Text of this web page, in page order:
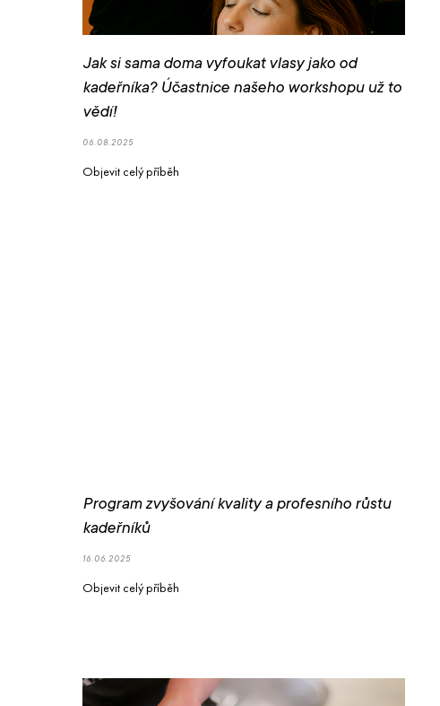
Jak si sama doma vyfoukat vlasy jako od
kadeřníka? Účastnice našeho workshopu už to
vědí!
06.08.2025
Objevit celý příběh
Program zvyšování kvality a profesního růstu
kadeřníků
16.06.2025
Objevit celý příběh